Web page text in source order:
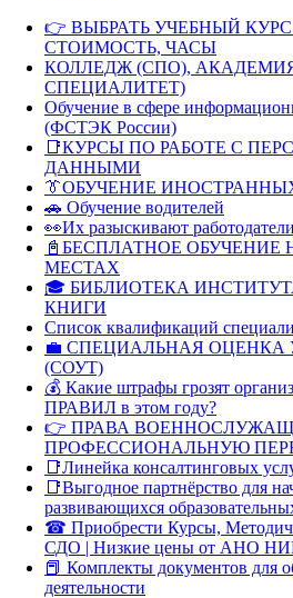
👉 ВЫБРАТЬ УЧЕБНЫЙ
СТОИМОСТЬ, ЧАСЫ
КОЛЛЕДЖ (СПО),
СПЕЦИАЛИТЕТ)
Обучение в сфере
(ФСТЭК России)
📑КУРСЫ ПО РАБОТЕ С
ДАННЫМИ
👔ОБУЧЕНИЕ
🚗 Обучение водителей
👀Их разыскивают работодатели
📓БЕСПЛАТНОЕ
МЕСТАХ
🎓 БИБЛИОТЕКА
КНИГИ
Список квалификаций
💼 СПЕЦИАЛЬНАЯ ОЦЕНКА
(СОУТ)
💰 Какие штрафы грозят
ПРАВИЛ в этом году?
👉 ПРАВА
ПРОФЕССИОНАЛЬНУЮ
📑Линейка консалтинговых
📑Выгодное партнёрство для
развивающихся
☎ Приобрести Курсы,
СДО | Низкие цены от АНО
📕 Комплекты документов для
деятельности